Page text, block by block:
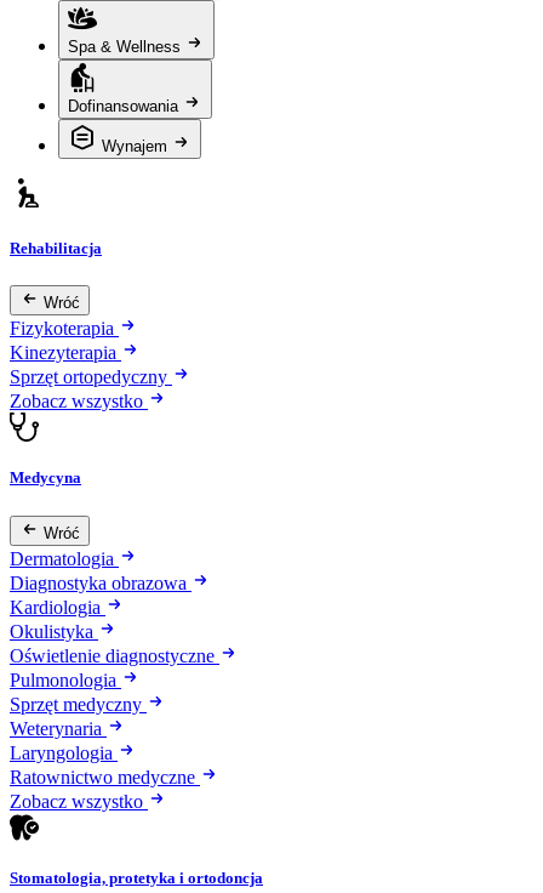
Spa & Wellness
Dofinansowania
Wynajem
Rehabilitacja
Wróć
Fizykoterapia
Kinezyterapia
Sprzęt ortopedyczny
Zobacz wszystko
Medycyna
Wróć
Dermatologia
Diagnostyka obrazowa
Kardiologia
Okulistyka
Oświetlenie diagnostyczne
Pulmonologia
Sprzęt medyczny
Weterynaria
Laryngologia
Ratownictwo medyczne
Zobacz wszystko
Stomatologia, protetyka i ortodoncja